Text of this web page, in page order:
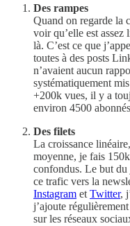
Des rampes
Quand on regarde la
voir qu’elle est
là. C’est ce que
toutes à des posts
n’avaient aucun
systématiquement
+200k vues, il y a
environ 4500
Des filets
La croissance
moyenne, je fais
confondus. Le but du
ce trafic vers la
Instagram et Twitter,
j’ajoute
sur les réseaux